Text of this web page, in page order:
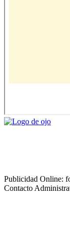
Publicidad Online:
Contacto